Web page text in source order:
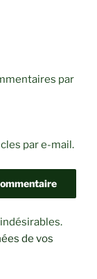
par
par e-mail.
de vos